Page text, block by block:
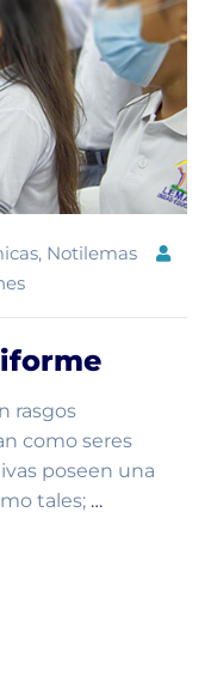
, Notilemas
rasgos
como seres
poseen una
tales; …